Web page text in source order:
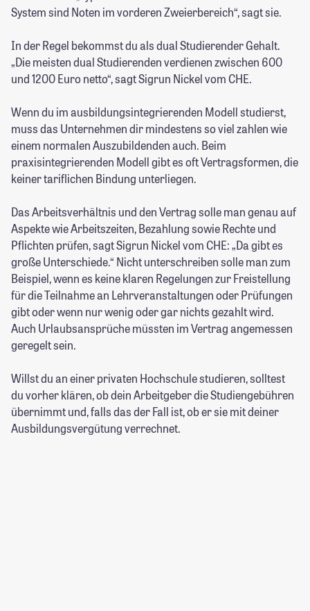
System sind Noten im vorderen Zweierbereich“, sagt sie.
In der Regel bekommst du als dual Studierender Gehalt.
„Die meisten dual Studierenden verdienen zwischen 600
und 1200 Euro netto“, sagt Sigrun Nickel vom CHE.
Wenn du im ausbildungsintegrierenden Modell studierst,
muss das Unternehmen dir mindestens so viel zahlen wie
einem normalen Auszubildenden auch. Beim
praxisintegrierenden Modell gibt es oft Vertragsformen, die
keiner tariflichen Bindung unterliegen.
Das Arbeitsverhältnis und den Vertrag solle man genau auf
Aspekte wie Arbeitszeiten, Bezahlung sowie Rechte und
Pflichten prüfen, sagt Sigrun Nickel vom CHE: „Da gibt es
große Unterschiede.“ Nicht unterschreiben solle man zum
Beispiel, wenn es keine klaren Regelungen zur Freistellung
für die Teilnahme an Lehrveranstaltungen oder Prüfungen
gibt oder wenn nur wenig oder gar nichts gezahlt wird.
Auch Urlaubsansprüche müssten im Vertrag angemessen
geregelt sein.
Willst du an einer privaten Hochschule studieren, solltest
du vorher klären, ob dein Arbeitgeber die Studiengebühren
übernimmt und, falls das der Fall ist, ob er sie mit deiner
Ausbildungsvergütung verrechnet.